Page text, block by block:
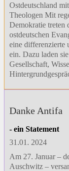
Ostdeutschland
Theologen Mit
Demokratie treten
ostdeutschen
eine differenzierte
ein. Dazu laden
Gesellschaft,
Danke Antifa
- ein Statement
31.01. 2024
Am 27. Januar –
Auschwitz –